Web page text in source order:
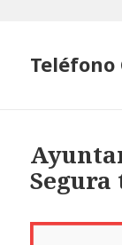
Segura